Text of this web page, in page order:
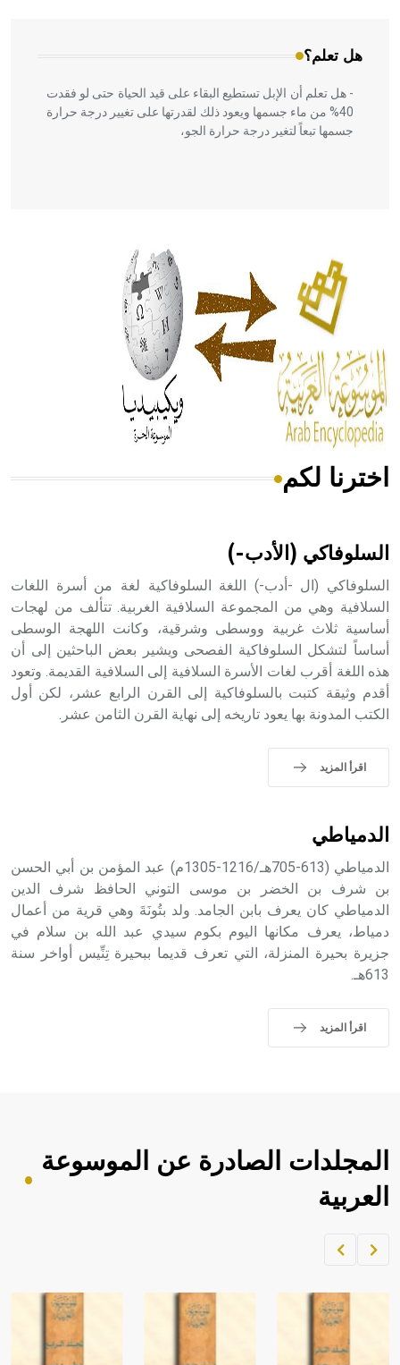
هل تعلم؟
- هل تعلم أن الإبل تستطيع البقاء على قيد الحياة حتى لو فقدت
40% من ماء جسمها ويعود ذلك لقدرتها على تغيير درجة حرارة
جسمها تبعاً لتغير درجة حرارة الجو،
الحكم، الأدلة، تنظيم التغذية، ورسالته في جروح الرأس. ويعود
له الفضل بأنه حرر الطب من الدين والفلسفة.
- هل تعلم أن المرجان إفراز حيواني يتكون في البحر ويتركب
من مادة كربونات الكلسيوم، وهو أحمر أو شديد الحمرة وهو
أجود أنواعه، ويمتاز بكبر الحجم ويسمى الش
هل تعلم أن الأبسيد كلمة فرنسية اللفظ تم اعتمادها مصطلحاً
- هل تعلم أن أبجر Abgar اسم معروف جيداً يعود إلى عدد من
الملوك الذين حكموا مدينة إديسا (الرها) من أبجر الأول وحتى
التاسع، وهم ينتسبون إلى أسرة أوسروين
اخترنا لكم
السلوفاكي (الأدب-)
السلوفاكي (ال -أدب-) اللغة السلوفاكية لغة من أسرة اللغات
السلافية وهي من المجموعة السلافية الغربية. تتألف من لهجات
أساسية ثلاث غربية ووسطى وشرقية، وكانت اللهجة الوسطى
أساساً لتشكل السلوفاكية الفصحى ويشير بعض الباحثين إلى أن
هذه اللغة أقرب لغات الأسرة السلافية إلى السلافية القديمة. وتعود
أقدم وثيقة كتبت بالسلوفاكية إلى القرن الرابع عشر، لكن أول
الكتب المدونة بها يعود تاريخه إلى نهاية القرن الثامن عشر.
اقرأ المزيد
الدمياطي
الدمياطي (613-705هـ/1216-1305م) عبد المؤمن بن أبي الحسن
بن شرف بن الخضر بن موسى التوني الحافظ شرف الدين
الدمياطي كان يعرف بابن الجامد. ولد بتُونَةَ وهي قرية من أعمال
دمياط، يعرف مكانها اليوم بكوم سيدي عبد الله بن سلام في
جزيرة بحيرة المنزلة، التي تعرف قديما ببحيرة تِنِّيس أواخر سنة
613هـ.
اقرأ المزيد
المجلدات الصادرة عن الموسوعة
العربية